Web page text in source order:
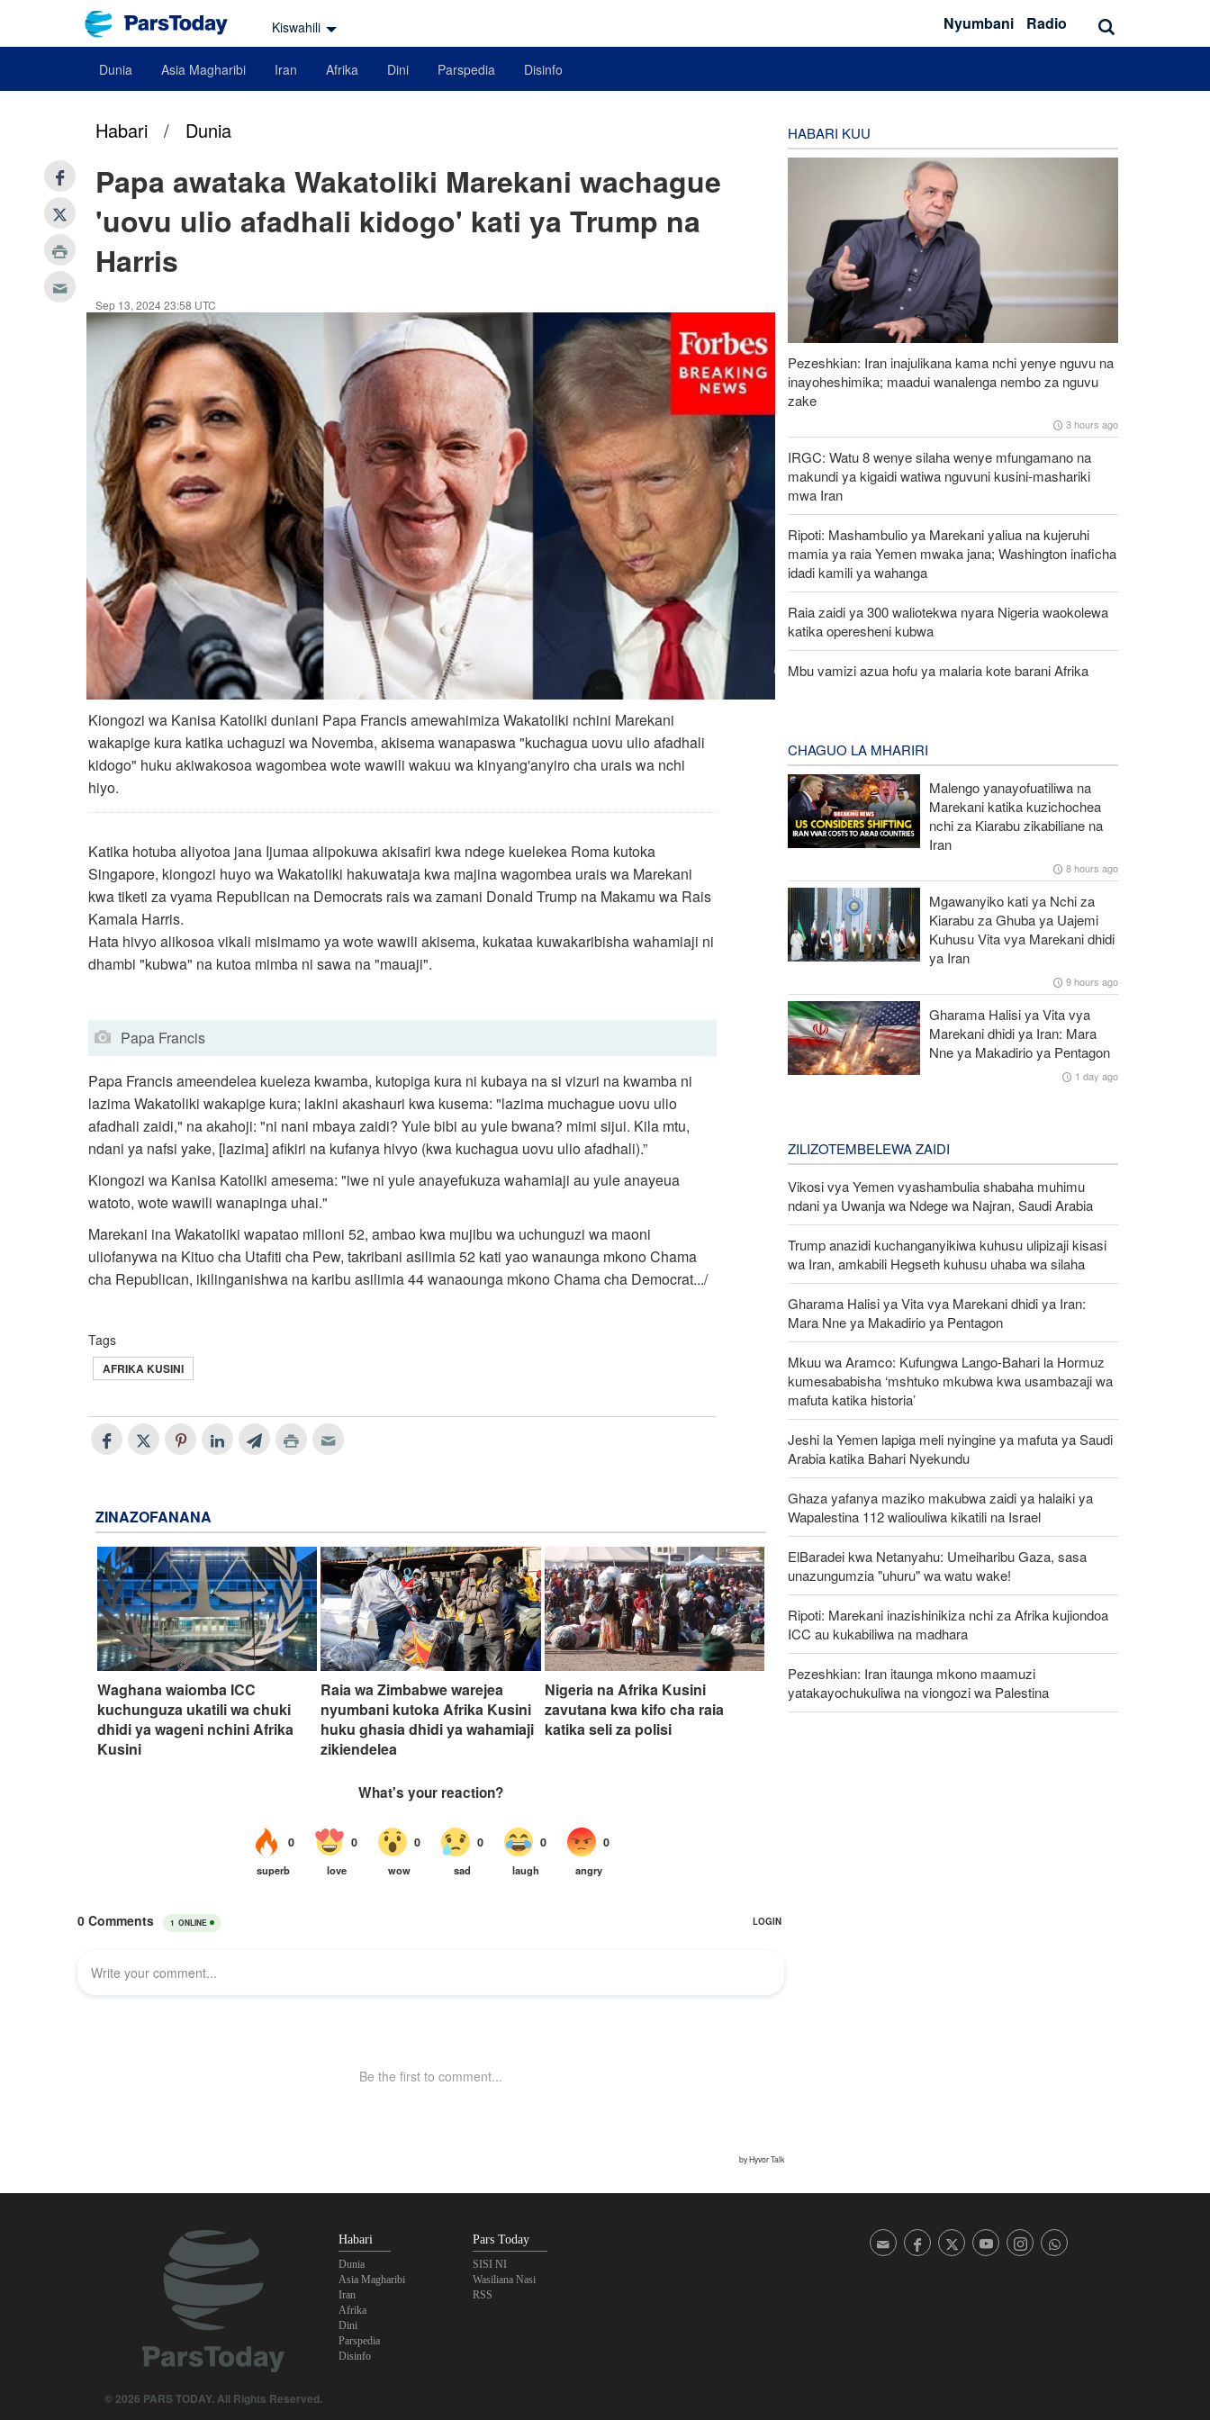
Kiswahili Nyumbani Radio
Dunia Asia Magharibi Iran Afrika Dini Parspedia Disinfo
Habari / Dunia
Papa awataka Wakatoliki Marekani wachague
'uovu ulio afadhali kidogo' kati ya Trump na
Harris
Sep 13, 2024 23:58 UTC
Kiongozi wa Kanisa Katoliki duniani Papa Francis amewahimiza Wakatoliki nchini Marekani
wakapige kura katika uchaguzi wa Novemba, akisema wanapaswa "kuchagua uovu ulio afadhali
kidogo" huku akiwakosoa wagombea wote wawili wakuu wa kinyang'anyiro cha urais wa nchi
hiyo.
Katika hotuba aliyotoa jana Ijumaa alipokuwa akisafiri kwa ndege kuelekea Roma kutoka
Singapore, kiongozi huyo wa Wakatoliki hakuwataja kwa majina wagombea urais wa Marekani
kwa tiketi za vyama Republican na Democrats rais wa zamani Donald Trump na Makamu wa Rais
Kamala Harris.
Hata hivyo alikosoa vikali misimamo ya wote wawili akisema, kukataa kuwakaribisha wahamiaji ni
dhambi "kubwa" na kutoa mimba ni sawa na "mauaji".
Papa Francis
Papa Francis ameendelea kueleza kwamba, kutopiga kura ni kubaya na si vizuri na kwamba ni
lazima Wakatoliki wakapige kura; lakini akashauri kwa kusema: "lazima muchague uovu ulio
afadhali zaidi," na akahoji: "ni nani mbaya zaidi? Yule bibi au yule bwana? mimi sijui. Kila mtu,
ndani ya nafsi yake, [lazima] afikiri na kufanya hivyo (kwa kuchagua uovu ulio afadhali).”
Kiongozi wa Kanisa Katoliki amesema: "iwe ni yule anayefukuza wahamiaji au yule anayeua
watoto, wote wawili wanapinga uhai."
Marekani ina Wakatoliki wapatao milioni 52, ambao kwa mujibu wa uchunguzi wa maoni
uliofanywa na Kituo cha Utafiti cha Pew, takribani asilimia 52 kati yao wanaunga mkono Chama
cha Republican, ikilinganishwa na karibu asilimia 44 wanaounga mkono Chama cha Democrat.../
Tags
AFRIKA KUSINI
ZINAZOFANANA
Waghana waiomba ICC
kuchunguza ukatili wa chuki
dhidi ya wageni nchini Afrika
Kusini
Raia wa Zimbabwe warejea
nyumbani kutoka Afrika Kusini
huku ghasia dhidi ya wahamiaji
zikiendelea
Nigeria na Afrika Kusini
zavutana kwa kifo cha raia
katika seli za polisi
HABARI KUU
Pezeshkian: Iran inajulikana kama nchi yenye nguvu na
inayoheshimika; maadui wanalenga nembo za nguvu
zake
3 hours ago
IRGC: Watu 8 wenye silaha wenye mfungamano na
makundi ya kigaidi watiwa nguvuni kusini-mashariki
mwa Iran
Ripoti: Mashambulio ya Marekani yaliua na kujeruhi
mamia ya raia Yemen mwaka jana; Washington inaficha
idadi kamili ya wahanga
Raia zaidi ya 300 waliotekwa nyara Nigeria waokolewa
katika operesheni kubwa
Mbu vamizi azua hofu ya malaria kote barani Afrika
CHAGUO LA MHARIRI
Malengo yanayofuatiliwa na
Marekani katika kuzichochea
nchi za Kiarabu zikabiliane na
Iran
8 hours ago
Mgawanyiko kati ya Nchi za
Kiarabu za Ghuba ya Uajemi
Kuhusu Vita vya Marekani dhidi
ya Iran
9 hours ago
Gharama Halisi ya Vita vya
Marekani dhidi ya Iran: Mara
Nne ya Makadirio ya Pentagon
1 day ago
ZILIZOTEMBELEWA ZAIDI
Vikosi vya Yemen vyashambulia shabaha muhimu
ndani ya Uwanja wa Ndege wa Najran, Saudi Arabia
Trump anazidi kuchanganyikiwa kuhusu ulipizaji kisasi
wa Iran, amkabili Hegseth kuhusu uhaba wa silaha
Gharama Halisi ya Vita vya Marekani dhidi ya Iran:
Mara Nne ya Makadirio ya Pentagon
Mkuu wa Aramco: Kufungwa Lango-Bahari la Hormuz
kumesababisha ‘mshtuko mkubwa kwa usambazaji wa
mafuta katika historia’
Jeshi la Yemen lapiga meli nyingine ya mafuta ya Saudi
Arabia katika Bahari Nyekundu
Ghaza yafanya maziko makubwa zaidi ya halaiki ya
Wapalestina 112 waliouliwa kikatili na Israel
ElBaradei kwa Netanyahu: Umeiharibu Gaza, sasa
unazungumzia "uhuru" wa watu wake!
Ripoti: Marekani inazishinikiza nchi za Afrika kujiondoa
ICC au kukabiliwa na madhara
Pezeshkian: Iran itaunga mkono maamuzi
yatakayochukuliwa na viongozi wa Palestina
© 2026 PARS TODAY. All Rights Reserved.
Habari
Dunia
Asia Magharibi
Iran
Afrika
Dini
Parspedia
Disinfo
Pars Today
SISI NI
Wasiliana Nasi
RSS